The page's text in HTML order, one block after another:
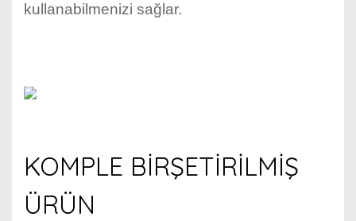
kullanabilmenizi sağlar.
KOMPLE BİRŞETİRİLMİŞ
ÜRÜN